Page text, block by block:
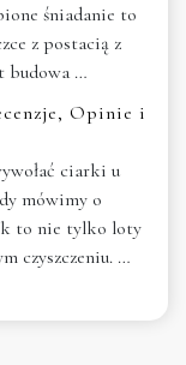
śniadanie to
z postacią z
budowa …
Opinie i
ciarki u
mówimy o
to nie tylko loty
czyszczeniu. …